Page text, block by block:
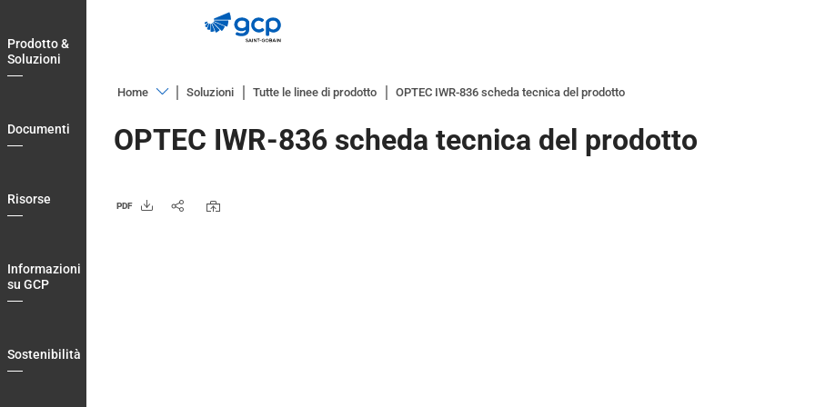
to
main
navigation
Prodotto &
Soluzioni
Documenti
Risorse
Informazioni
su GCP
Sostenibilità
Home
&
Documenti
Soluzioni Tutte le linee di prodotto OPTEC IWR-836 scheda tecnica del prodotto
OPTEC IWR-836 scheda tecnica del prodotto
PDF